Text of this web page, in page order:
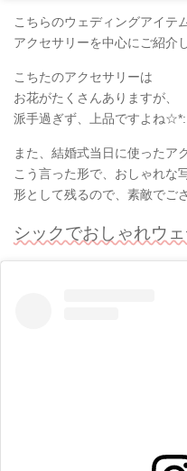
こちらのウェディングアイテ
アクセサリーを中心にご紹介
こちたのアクセサリーは
お花がたくさんありますが、
派手過ぎず、上品ですよね
また、結婚式当日に使ったア
こう言った形で、おしゃれな
形として残るので、素敵でご
シックでおしゃれウ